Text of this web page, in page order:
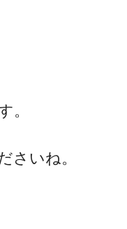
。
さいね。